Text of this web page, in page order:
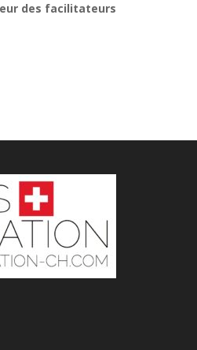
des facilitateurs